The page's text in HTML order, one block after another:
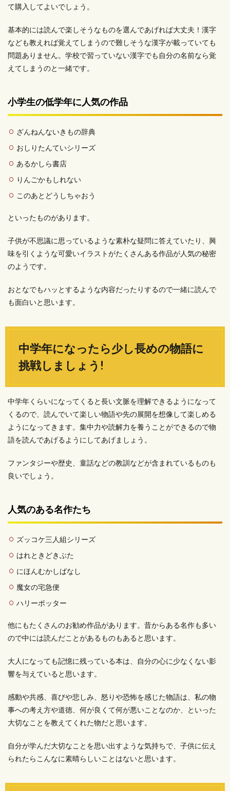
て購入してよいでしょう。
基本的には読んで楽しそうなものを選んであげれば大丈夫！漢字
なども教えれば覚えてしまうので難しそうな漢字が載っていても
問題ありません。学校で習っていない漢字でも自分の名前なら覚
えてしまうのと一緒です。
小学生の低学年に人気の作品
ざんねんないきもの辞典
おしりたんていシリーズ
あるかしら書店
りんごかもしれない
このあとどうしちゃおう
といったものがあります。
子供が不思議に思っているような素朴な疑問に答えていたり、興
味を引くような可愛いイラストがたくさんある作品が人気の秘密
のようです。
おとなでもハッとするような内容だったりするので一緒に読んで
も面白いと思います。
中学年になったら少し長めの物語に
挑戦しましょう!
中学年くらいになってくると長い文脈を理解できるようになって
くるので、読んでいて楽しい物語や先の展開を想像して楽しめる
ようになってきます。集中力や読解力を養うことができるので物
語を読んであげるようにしてあげましょう。
ファンタジーや歴史、童話などの教訓などが含まれているものも
良いでしょう。
人気のある名作たち
ズッコケ三人組シリーズ
はれときどきぶた
にほんむかしばなし
魔女の宅急便
ハリーポッター
他にもたくさんのお勧め作品があります。昔からある名作も多い
ので中には読んだことがあるものもあると思います。
大人になっても記憶に残っている本は、自分の心に少なくない影
響を与えていると思います。
感動や共感、喜びや悲しみ、怒りや恐怖を感じた物語は、私の物
事への考え方や道徳、何が良くて何が悪いことなのか、といった
大切なことを教えてくれた物だと思います。
自分が学んだ大切なことを思い出すような気持ちで、子供に伝え
られたらこんなに素晴らしいことはないと思います。